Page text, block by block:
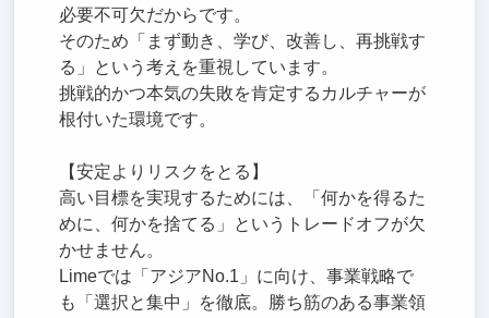
必要不可欠だからです。
そのため「まず動き、学び、改善し、再挑戦す
る」という考えを重視しています。
挑戦的かつ本気の失敗を肯定するカルチャーが
根付いた環境です。
【安定よりリスクをとる】
高い目標を実現するためには、「何かを得るた
めに、何かを捨てる」というトレードオフが欠
かせません。
Limeでは「アジアNo.1」に向け、事業戦略で
も「選択と集中」を徹底。勝ち筋のある事業領